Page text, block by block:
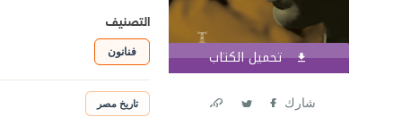
تحميل الكتاب اشترك الآن
شارك
التصنيف
فنانون
تاريخ مصر